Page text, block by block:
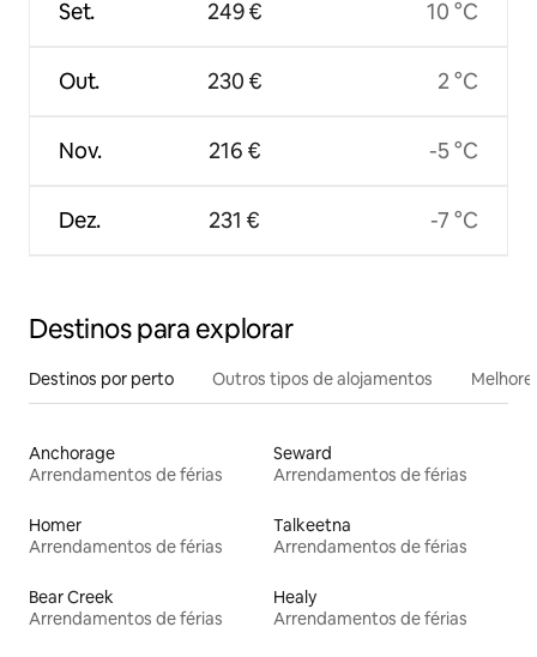
Set.
Out.
Nov.
Dez.
249 €
230 €
216 €
231 €
10 °C
2 °C
-5 °C
-7 °C
Destinos para explorar
Destinos por perto Outros tipos de alojamentos
Anchorage
Arrendamentos de férias
Seward
Arrendamentos de férias
Homer
Arrendamentos de férias
Talkeetna
Arrendamentos de férias
Bear Creek
Arrendamentos de férias
Healy
Arrendamentos de férias